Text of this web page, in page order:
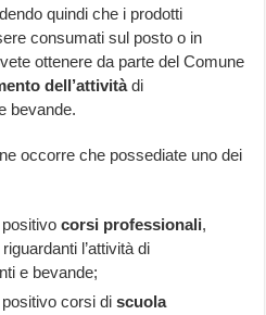
quindi che i prodotti
consumati sul posto o in
ottenere da parte del Comune
dell’attivitàdi
bevande.
occorre che possediate uno dei
positivocorsi professionali,
l’attività di
e bevande;
corsi di scuola